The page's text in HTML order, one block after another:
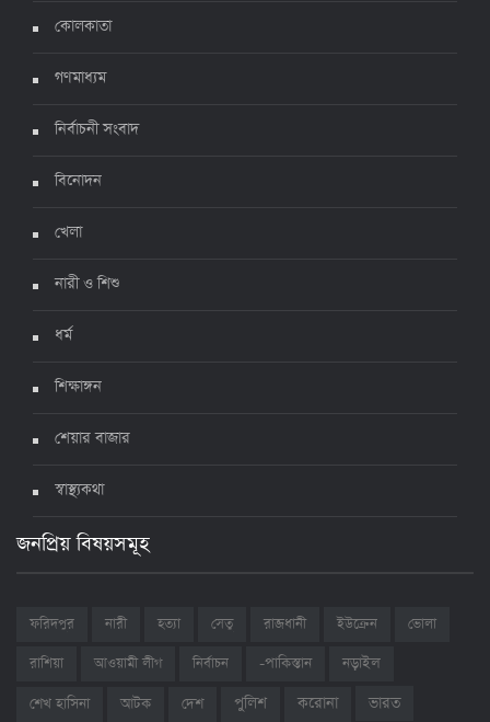
ঊর্ধ্বগতিতে সংক্রমণ, স্বাস্থ্যবিধিতে উদাসীনতা
কোলকাতা
গণমাধ্যম
নির্বাচনী সংবাদ
বিনোদন
খেলা
নারী ও শিশু
ধর্ম
শিক্ষাঙ্গন
শেয়ার বাজার
স্বাস্থ্যকথা
জনপ্রিয় বিষয়সমূহ
ফরিদপুর নারী হত্যা সেতু রাজধানী ইউক্রেন
ভোলা
রাশিয়া
আওয়ামী লীগ নির্বাচন -পাকিস্তান নড়াইল
শেখ হাসিনা আটক দেশ পুলিশ করোনা
ভারত